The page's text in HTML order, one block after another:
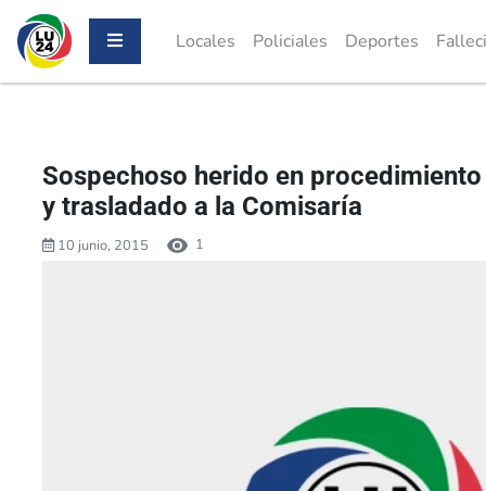
Locales Policiales Deportes
Sospechoso herido en
y trasladado a la Comisaría
10 junio, 2015 1